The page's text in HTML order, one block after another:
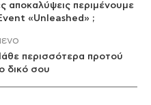
αποκαλύψεις περιμένουμε
«Unleashed» ;
περισσότερα προτού
δικό σου